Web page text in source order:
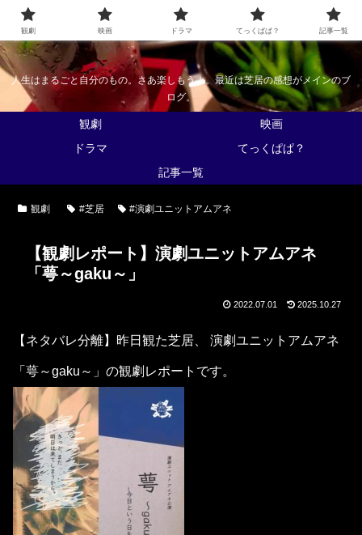
なんかくうかい
人生はまるごと自分のもの。さあ楽しもう！。最近は芝居の感想がメインのブ
ログ。
観劇
映画
ドラマ
てっくぱぱ？
記事一覧
観劇 #芝居 #演劇ユニットアムアネ
【観劇レポート】演劇ユニットアムアネ
「萼～gaku～」
2022.07.01 2025.10.27
【ネタバレ分離】昨日観た芝居、 演劇ユニットアムアネ
「萼～gaku～」の観劇レポートです。
観劇 映画 ドラマ てっくぱぱ？ 記事一覧